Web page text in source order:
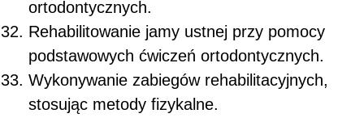
ortodontycznych.
Rehabilitowanie jamy ustnej przy pomocy
podstawowych ćwiczeń ortodontycznych.
Wykonywanie zabiegów rehabilitacyjnych,
stosując metody fizykalne.